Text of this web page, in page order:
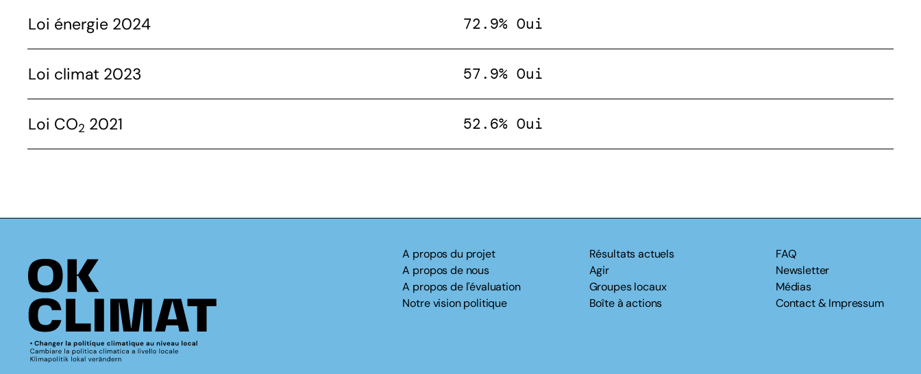
Loi énergie 2024 72.9% Oui
Loi climat 2023 57.9% Oui
Loi CO2 2021 52.6% Oui
A propos du projet
A propos de nous
A propos de l'évaluation
Notre vision politique
Résultats actuels
Agir
Groupes locaux
Boîte à actions
FAQ
Newsletter
Médias
Contact & Impressum